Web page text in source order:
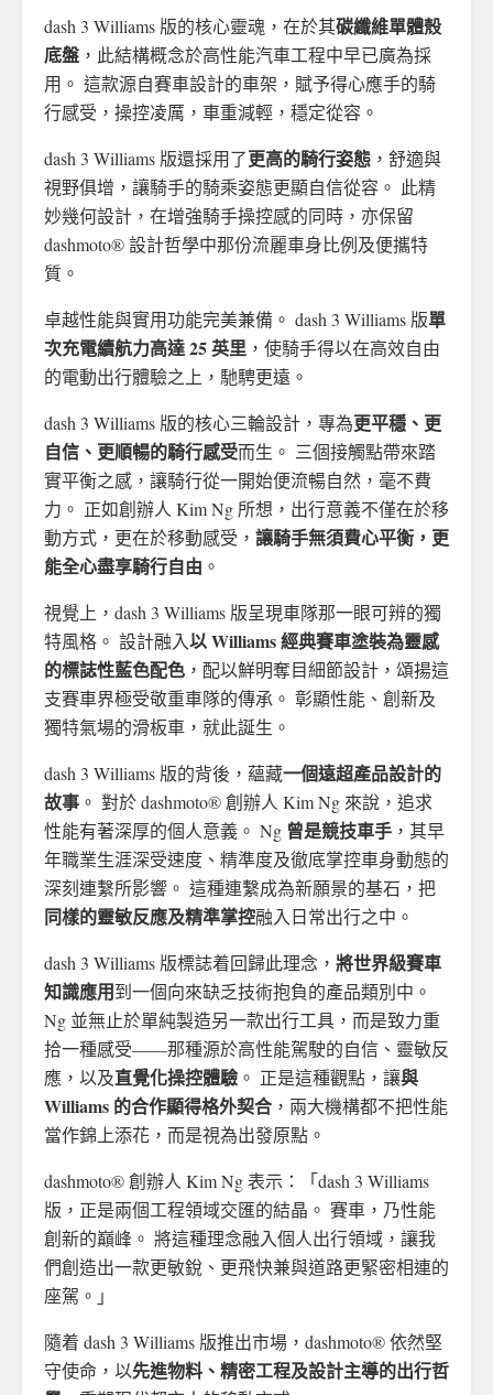
dash 3 Williams 版的核心靈魂，在於其碳纖維單體殼
底盤 ，此結構概念於高性能汽車工程中早已廣為採
用。 這款源自賽車設計的車架，賦予得心應手的騎
行感受，操控凌厲，車重減輕，穩定從容。
dash 3 Williams 版還採用了更高的騎行姿態 ，舒適與
視野俱增，讓騎手的騎乘姿態更顯自信從容。 此精
妙幾何設計，在增強騎手操控感的同時，亦保留
dashmoto® 設計哲學中那份流麗車身比例及便攜特
質。
卓越性能與實用功能完美兼備。 dash 3 Williams 版單
次充電續航力高達 25 英里 ，使騎手得以在高效自由
的電動出行體驗之上，馳騁更遠。
dash 3 Williams 版的核心三輪設計，專為更平穩、更
自信、更順暢的騎行感受而生。 三個接觸點帶來踏
實平衡之感，讓騎行從一開始便流暢自然，毫不費
力。 正如創辦人 Kim Ng 所想，出行意義不僅在於移
動方式，更在於移動感受， 讓騎手無須費心平衡，更
能全心盡享騎行自由 。
視覺上，dash 3 Williams 版呈現車隊那一眼可辨的獨
特風格。 設計融入以 Williams 經典賽車塗裝為靈感
的標誌性藍色配色 ，配以鮮明奪目細節設計，頌揚這
支賽車界極受敬重車隊的傳承。 彰顯性能、創新及
獨特氣場的滑板車，就此誕生。
dash 3 Williams 版的背後，蘊藏一個遠超產品設計的
故事 。 對於 dashmoto® 創辦人 Kim Ng 來說，追求
性能有著深厚的個人意義。 Ng 曾是競技車手 ，其早
年職業生涯深受速度、精準度及徹底掌控車身動態的
深刻連繫所影響。 這種連繫成為新願景的基石，把
同樣的靈敏反應及精準掌控融入日常出行之中。
dash 3 Williams 版標誌着回歸此理念， 將世界級賽車
知識應用到一個向來缺乏技術抱負的產品類別中。
Ng 並無止於單純製造另一款出行工具，而是致力重
拾一種感受——那種源於高性能駕駛的自信、靈敏反
應，以及直覺化操控體驗 。 正是這種觀點，讓與
Williams 的合作顯得格外契合 ，兩大機構都不把性能
當作錦上添花，而是視為出發原點。
dashmoto® 創辦人 Kim Ng 表示：「dash 3 Williams
版，正是兩個工程領域交匯的結晶。 賽車，乃性能
創新的巔峰。 將這種理念融入個人出行領域，讓我
們創造出一款更敏銳、更飛快兼與道路更緊密相連的
座駕。」
隨着 dash 3 Williams 版推出市場，dashmoto® 依然堅
守使命，以先進物料、精密工程及設計主導的出行哲